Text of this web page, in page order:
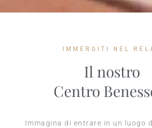
IMMERGITI NEL
Il nostro
Centro
Immagina di entrare in un luogo